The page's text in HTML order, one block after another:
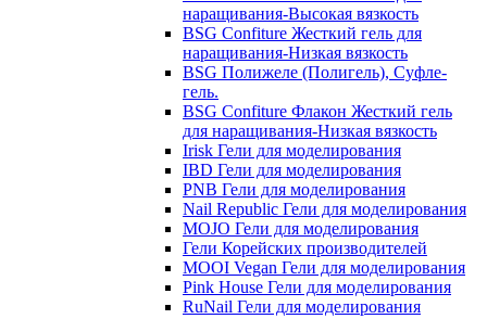
наращивания-Высокая вязкость
BSG Confiture Жесткий гель для
наращивания-Низкая вязкость
BSG Полижеле (Полигель), Суфле-
гель.
BSG Confiture Флакон Жесткий гель
для наращивания-Низкая вязкость
Irisk Гели для моделирования
IBD Гели для моделирования
PNB Гели для моделирования
Nail Republic Гели для моделирования
MOJO Гели для моделирования
Гели Корейских производителей
MOOI Vegan Гели для моделирования
Pink House Гели для моделирования
RuNail Гели для моделирования